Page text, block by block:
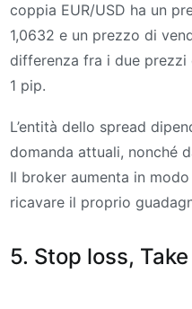
coppia EUR/USD ha un
1,0632 e un prezzo di
differenza fra i due prezzi
1 pip.
L’entità dello spread
domanda attuali, nonché
Il broker aumenta in
ricavare il proprio
5. Stop loss,